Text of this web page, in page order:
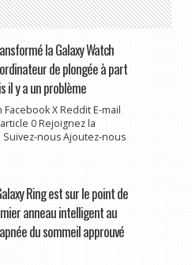
la Galaxy Watch
de plongée à part
il y a un problème
X Reddit E-mail
0 Rejoignez la
nous Ajoutez-nous
Ring est sur le point de
anneau intelligent au
du sommeil approuvé